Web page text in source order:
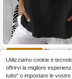
Magazzino EU Blusa
onna taglie forti, a
on scollo quadrato,
polsini arricciati
10.48€
4-7 giorni lavorativi
Utilizziamo cookie e
offrirvi la migliore
tutto" o impostare le